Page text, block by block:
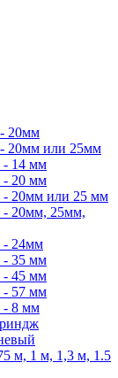
20мм
20мм или 25мм
- 14 мм
- 20 мм
- 20мм или 25 мм
- 20мм, 25мм,
- 24мм
- 35 мм
- 45 мм
- 57 мм
- 8 мм
м, 1 м, 1,3 м, 1.5